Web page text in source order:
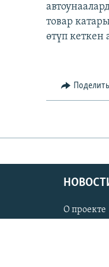
товар
өтүп
О проекте